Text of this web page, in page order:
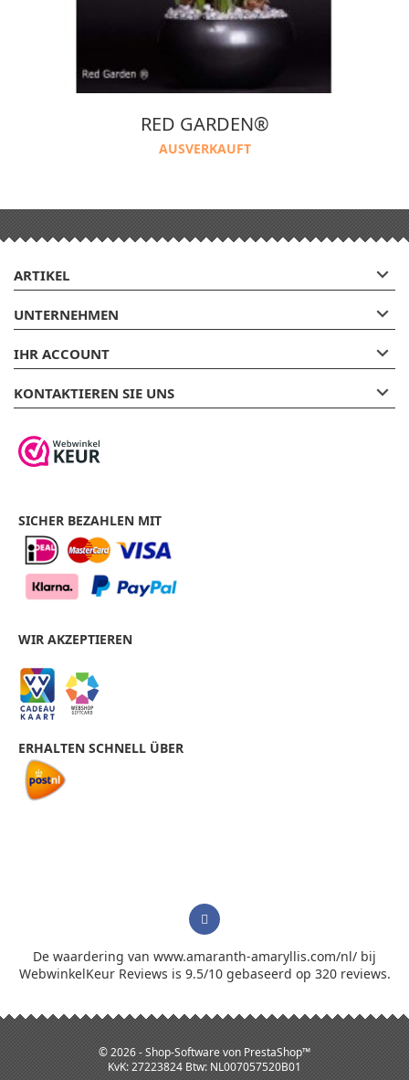
RED GARDEN®
AUSVERKAUFT
ARTIKEL 
UNTERNEHMEN 
IHR ACCOUNT 
KONTAKTIEREN SIE UNS 
SICHER BEZAHLEN MIT
WIR AKZEPTIEREN
ERHALTEN SCHNELL ÜBER
De waardering van www.amaranth-amaryllis.com/nl/ bij
WebwinkelKeur Reviews is 9.5/10 gebaseerd op 320 reviews.
© 2026 - Shop-Software von PrestaShop™
KvK: 27223824 Btw: NL007057520B01